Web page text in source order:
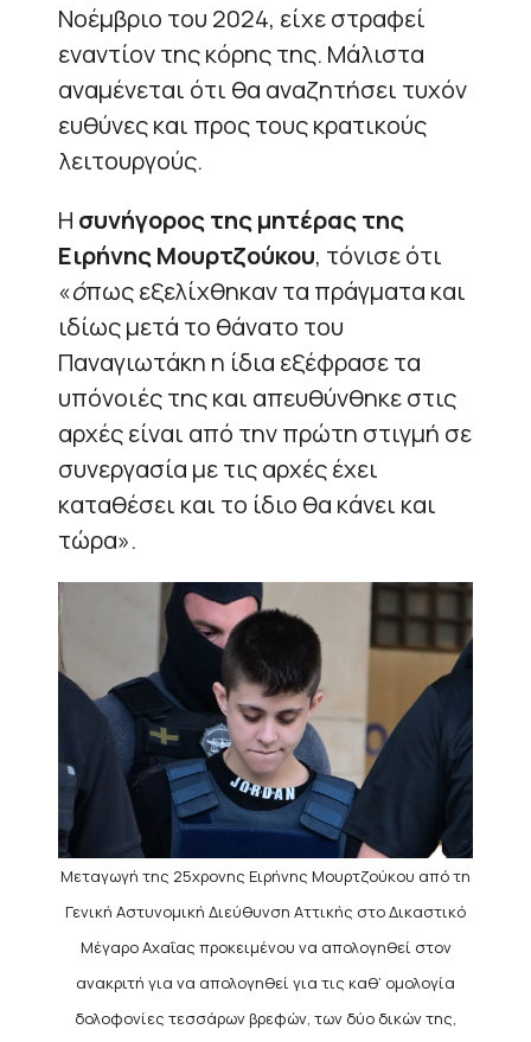
Νοέμβριο του 2024, είχε στραφεί
εναντίον της κόρης της. Μάλιστα
αναμένεται ότι θα αναζητήσει τυχόν
ευθύνες και προς τους κρατικούς
λειτουργούς.
Η συνήγορος της μητέρας της
Ειρήνης Μουρτζούκου, τόνισε ότι
«όπως εξελίχθηκαν τα πράγματα και
ιδίως μετά το θάνατο του
Παναγιωτάκη η ίδια εξέφρασε τα
υπόνοιές της και απευθύνθηκε στις
αρχές είναι από την πρώτη στιγμή σε
συνεργασία με τις αρχές έχει
καταθέσει και το ίδιο θα κάνει και
τώρα».
Μεταγωγή της 25χρονης Ειρήνης Μουρτζούκου από τη
Γενική Αστυνομική Διεύθυνση Αττικής στο Δικαστικό
Μέγαρο Αχαΐας προκειμένου να απολογηθεί στον
ανακριτή για να απολογηθεί για τις καθ’ ομολογία
δολοφονίες τεσσάρων βρεφών, των δύο δικών της,